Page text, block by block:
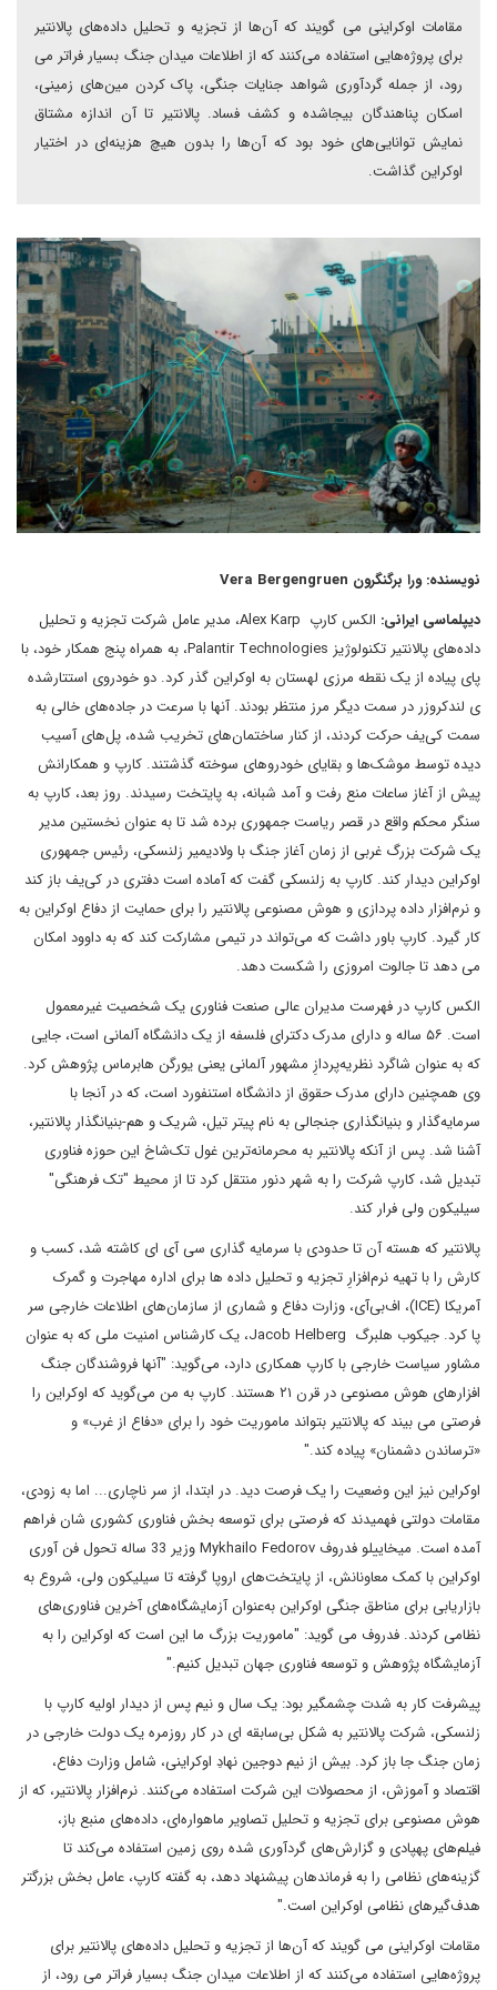
مقامات اوکراینی می گویند که آن‌ها از تجزیه و تحلیل داده‌های پالانتیر
برای پروژه‌هایی استفاده می‌کنند که از اطلاعات میدان جنگ بسیار فراتر می
رود، از جمله گرد‌آوری شواهد جنایات جنگی، پاک کردن مین‌های زمینی،
اسکان پناهندگان بیجاشده و کشف فساد. پالانتیر تا آن اندازه‌ مشتاق
نمایش توانایی‌های خود بود که آن‌ها را بدون هیچ هزینه‌ای در اختیار
اوکراین گذاشت.
نویسنده: ورا برگنگرون Vera Bergengruen
دیپلماسی ایرانی:
الکس کارپ Alex Karp، مدیر عامل شرکت تجزیه و تحلیل
داده‌های پالانتیر تکنولوژیز Palantir Technologies، به همراه پنج همکار خود، با
پای پیاده از یک نقطه مرزی لهستان به اوکراین گذر کرد. دو خودروی استتارشده
ی لندکروزر در سمت دیگر مرز منتظر بودند. آنها با سرعت در جاده‌های خالی به
سمت کی‌یف حرکت کردند، از کنار ساختمان‌های تخریب شده، پل‌های آسیب
دیده توسط موشک‌ها و بقایای خودروهای سوخته گذشتند. کارپ و همکارانش
پیش از آغاز ساعات منع رفت و آمد شبانه، به پایتخت رسیدند. روز بعد، کارپ به
سنگر محکم واقع در قصر ریاست جمهوری برده شد تا به عنوان نخستین مدیر
یک شرکت بزرگ غربی از زمان آغاز جنگ با ولادیمیر زلنسکی، رئیس جمهوری
اوکراین دیدار کند. کارپ به زلنسکی گفت که آماده است دفتری در کی‌یف باز کند
و نرم‌افزار داده پردازی و هوش مصنوعی پالانتیر را برای حمایت از دفاع اوکراین به
کار گیرد. کارپ باور داشت که می‌تواند در تیمی مشارکت کند که به داوود امکان
می دهد تا جالوت امروزی را شکست دهد.
الکس کارپ در فهرست مدیران عالی صنعت فناوری یک شخصیت غیرمعمول
است. ۵۶ ساله و دارای مدرک دکترای فلسفه از یک دانشگاه آلمانی است، جایی
که به عنوان شاگرد نظریه‌پردازِ مشهور آلمانی یعنی یورگن هابرماس پژوهش کرد.
وی همچنین دارای مدرک حقوق از دانشگاه استنفورد است، که در آنجا با
سرمایه‌گذار و بنیانگذاری جنجالی به نام پیتر تیل، شریک و هم-بنیانگذار پالانتیر،
آشنا شد. پس از آنکه پالانتیر به محرمانه‌ترین غول تک‌شاخ این حوزه فناوری
تبدیل شد، کارپ شرکت را به شهر دنور منتقل کرد تا از محیط "تک فرهنگی"
سیلیکون ولی فرار کند.
پالانتیر که هسته آن تا حدودی با سرمایه گذاری سی آی ای کاشته شد، کسب و
کارش را با تهیه نرم‌افزارِ تجزیه و تحلیل داده ها برای اداره مهاجرت و گمرک
آمریکا (ICE)، اف‌بی‌آی، وزارت دفاع و شماری از سازمان‌های اطلاعات خارجی سر
پا کرد. جیکوب هلبرگ Jacob Helberg، یک کارشناس امنیت ملی که به عنوان
مشاور سیاست خارجی با کارپ همکاری دارد، می‌گوید: "آنها فروشندگان جنگ
افزارهای هوش مصنوعی در قرن ۲۱ هستند. کارپ به من می‌گوید که اوکراین را
فرصتی می بیند که پالانتیر بتواند ماموریت خود را برای «دفاع از غرب» و
«ترساندن دشمنان» پیاده کند."
اوکراین نیز این وضعیت را یک فرصت دید. در ابتدا، از سر ناچاری... اما به زودی،
مقامات دولتی فهمیدند که فرصتی برای توسعه بخش فناوری کشوری شان فراهم
آمده است. میخاییلو فدروف Mykhailo Fedorov وزیر 33 ساله تحول فن آوری
اوکراین با کمک معاونانش، از پایتخت‌های اروپا گرفته تا سیلیکون ولی، شروع به
بازاریابی برای مناطق جنگی اوکراین به‌عنوان آزمایشگاه‌های آخرین فناوری‌های
نظامی کردند. فدروف می گوید: "ماموریت بزرگ ما این است که اوکراین را به
آزمایشگاه پژوهش و توسعه فناوری جهان تبدیل کنیم."
پیشرفت کار به شدت چشمگیر بود: یک سال و نیم پس از دیدار اولیه کارپ با
زلنسکی، شرکت پالانتیر به شکل بی‌سابقه ای در کار روزمره یک دولت خارجی در
زمان جنگ جا باز کرد. بیش از نیم دوجین نهادِ اوکراینی، شامل وزارت دفاع،
اقتصاد و آموزش، از محصولات این شرکت استفاده می‌کنند. نرم‌افزار پالانتیر، که از
هوش مصنوعی برای تجزیه و تحلیل تصاویر ماهواره‌ای، داده‌های منبع باز،
فیلم‌های پهپادی و گزارش‌های گردآوری شده روی زمین استفاده می‌کند تا
گزینه‌های نظامی را به فرماندهان پیشنهاد دهد، به گفته کارپ، عامل بخش بزرگتر
هدف‌گیرهای نظامی اوکراین است."
مقامات اوکراینی می گویند که آن‌ها از تجزیه و تحلیل داده‌های پالانتیر برای
پروژه‌هایی استفاده می‌کنند که از اطلاعات میدان جنگ بسیار فراتر می رود، از